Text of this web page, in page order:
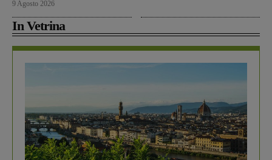
9 Agosto 2026
In Vetrina